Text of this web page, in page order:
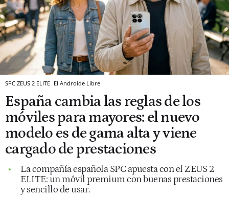
SPC ZEUS 2 ELITE El Androide Libre
España cambia las reglas de los
móviles para mayores: el nuevo
modelo es de gama alta y viene
cargado de prestaciones
La compañía española SPC apuesta con el ZEUS 2
ELITE: un móvil premium con buenas prestaciones
y sencillo de usar.